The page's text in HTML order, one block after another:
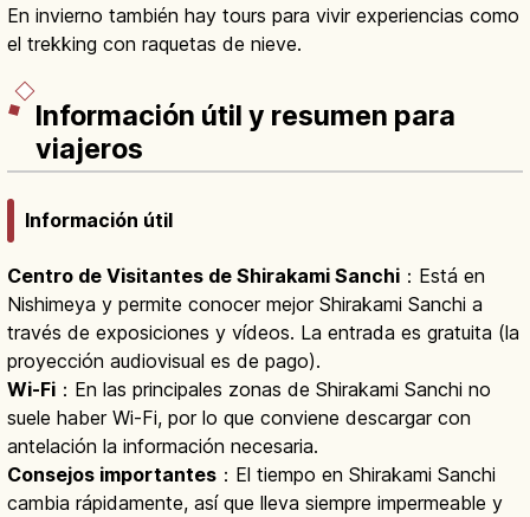
En invierno también hay tours para vivir experiencias como
el trekking con raquetas de nieve.
Información útil y resumen para
viajeros
Información útil
Centro de Visitantes de Shirakami Sanchi ：Está en
Nishimeya y permite conocer mejor Shirakami Sanchi a
través de exposiciones y vídeos. La entrada es gratuita (la
proyección audiovisual es de pago).
Wi-Fi ：En las principales zonas de Shirakami Sanchi no
suele haber Wi-Fi, por lo que conviene descargar con
antelación la información necesaria.
Consejos importantes ：El tiempo en Shirakami Sanchi
cambia rápidamente, así que lleva siempre impermeable y